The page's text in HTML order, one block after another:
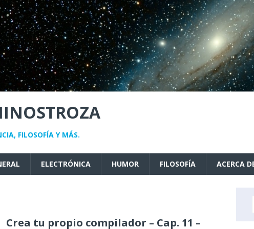
FILOSOFÍA Y MÁS.
ELECTRÓNICA HUMOR FILOSOFÍA ACERCA
Crea tu propio compilador – Cap. 11 –